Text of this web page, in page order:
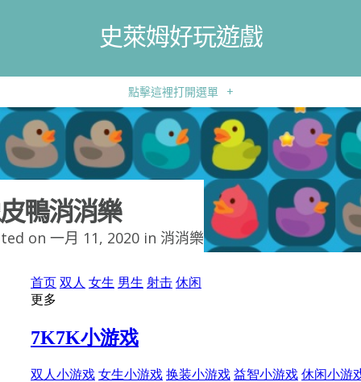
史萊姆好玩遊戲
點擊這裡打開選單 +
鴨消消樂
on 一月 11, 2020 in 消消樂